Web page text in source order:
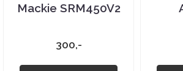
Mackie SRM450V2
300,-